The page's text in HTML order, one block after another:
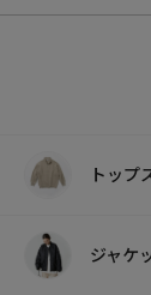
トップ
ジャケ